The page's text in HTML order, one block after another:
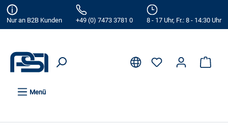
springen
Nur an B2B Kunden
+49 (0) 7473 3781 0 8 - 17 Uhr, Fr.: 8 - 14:30 Uhr
Menü